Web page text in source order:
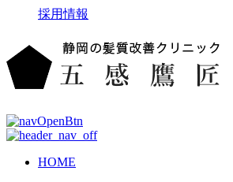
採用情報
HOME